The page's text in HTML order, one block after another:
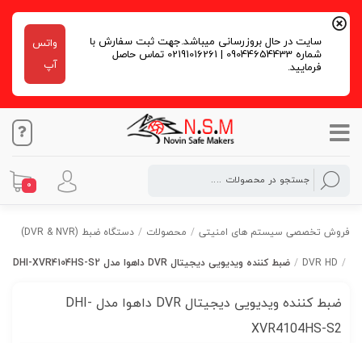
سایت در حال بروزرسانی میباشد.جهت ثبت سفارش با
شماره 09044654433 | 02191016261 تماس حاصل
فرمایید.
واتس
آپ
0
فروش تخصصی سیستم های امنیتی / محصولات / دستگاه ضبط (DVR & NVR)
/
DVR HD
/ ضبط کننده ویدیویی دیجیتال DVR داهوا مدل DHI-XVR4104HS-S2
ضبط کننده ویدیویی دیجیتال DVR داهوا مدل DHI-
XVR4104HS-S2